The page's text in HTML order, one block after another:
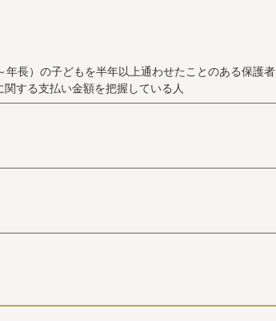
長）の子どもを半年以上通わせたことのある保護者
する支払い金額を把握している人